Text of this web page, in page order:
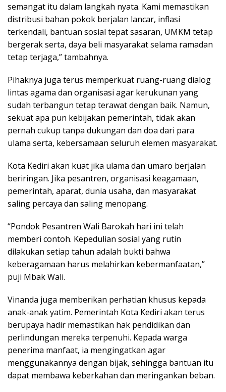
semangat itu dalam langkah nyata. Kami memastikan
distribusi bahan pokok berjalan lancar, inflasi
terkendali, bantuan sosial tepat sasaran, UMKM tetap
bergerak serta, daya beli masyarakat selama ramadan
tetap terjaga,” tambahnya.
Pihaknya juga terus memperkuat ruang-ruang dialog
lintas agama dan organisasi agar kerukunan yang
sudah terbangun tetap terawat dengan baik. Namun,
sekuat apa pun kebijakan pemerintah, tidak akan
pernah cukup tanpa dukungan dan doa dari para
ulama serta, kebersamaan seluruh elemen masyarakat.
Kota Kediri akan kuat jika ulama dan umaro berjalan
beriringan. Jika pesantren, organisasi keagamaan,
pemerintah, aparat, dunia usaha, dan masyarakat
saling percaya dan saling menopang.
“Pondok Pesantren Wali Barokah hari ini telah
memberi contoh. Kepedulian sosial yang rutin
dilakukan setiap tahun adalah bukti bahwa
keberagamaan harus melahirkan kebermanfaatan,”
puji Mbak Wali.
Vinanda juga memberikan perhatian khusus kepada
anak-anak yatim. Pemerintah Kota Kediri akan terus
berupaya hadir memastikan hak pendidikan dan
perlindungan mereka terpenuhi. Kepada warga
penerima manfaat, ia mengingatkan agar
menggunakannya dengan bijak, sehingga bantuan itu
dapat membawa keberkahan dan meringankan beban.